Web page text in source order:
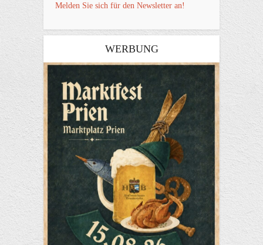
Melden Sie sich für den Newsletter an!
WERBUNG